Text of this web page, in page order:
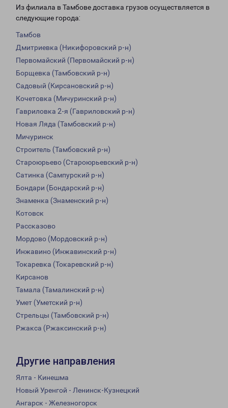
Из филиала в Тамбове доставка грузов осуществляется в
следующие города:
Тамбов
Дмитриевка (Никифоровский р-н)
Первомайский (Первомайский р-н)
Борщевка (Тамбовский р-н)
Садовый (Кирсановский р-н)
Кочетовка (Мичуринский р-н)
Гавриловка 2-я (Гавриловский р-н)
Новая Ляда (Тамбовский р-н)
Мичуринск
Строитель (Тамбовский р-н)
Староюрьево (Староюрьевский р-н)
Сатинка (Сампурский р-н)
Бондари (Бондарский р-н)
Знаменка (Знаменский р-н)
Котовск
Рассказово
Мордово (Мордовский р-н)
Инжавино (Инжавинский р-н)
Токаревка (Токаревский р-н)
Кирсанов
Тамала (Тамалинский р-н)
Умет (Уметский р-н)
Стрельцы (Тамбовский р-н)
Ржакса (Ржаксинский р-н)
Другие направления
Ялта - Кинешма
Новый Уренгой - Ленинск-Кузнецкий
Ангарск - Железногорск